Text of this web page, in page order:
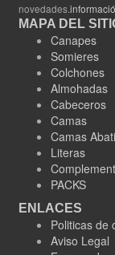
novedades.
MAPA DEL
Canapes
Somieres
Colchones
Almohadas
Cabeceros
Camas
Camas
Literas
PACKS
ENLACES
Politicas de
Aviso Legal